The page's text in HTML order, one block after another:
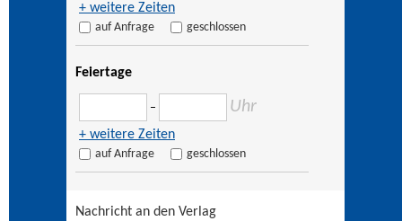
+ weitere Zeiten
auf Anfrage geschlossen
Feiertage
– Uhr
+ weitere Zeiten
auf Anfrage geschlossen
Nachricht an den Verlag